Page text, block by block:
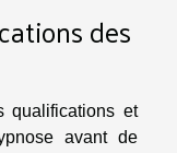
des
qualifications et
avant de